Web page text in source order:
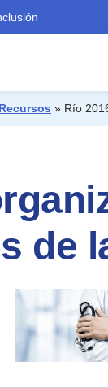
» Río
de